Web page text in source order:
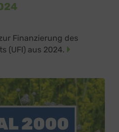
Finanzierung des
(UFI) aus 2024.